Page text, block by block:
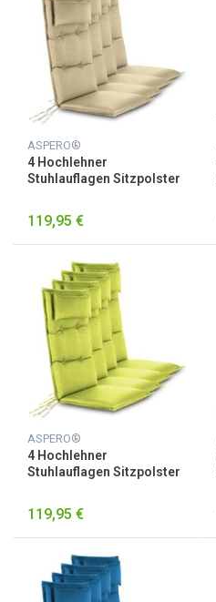
ASPERO®
4 Hochlehner
Stuhlauflagen Sitzpolster
119,95 €
ASPERO®
4 Hochlehner
Stuhlauflagen Sitzpolster
119,95 €